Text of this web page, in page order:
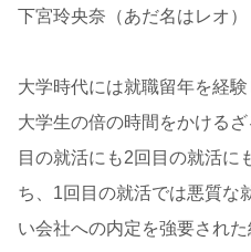
下宮玲央奈（あだ名はレオ）
大学時代には就職留年を経
大学生の倍の時間をかける
目の就活にも2回目の就活に
ち、1回目の就活では悪質な
い会社への内定を強要され